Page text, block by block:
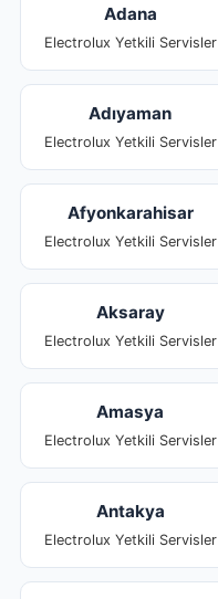
Adana
Electrolux Yetkili Servisler
Adıyaman
Electrolux Yetkili Servisler
Afyonkarahisar
Electrolux Yetkili Servisler
Aksaray
Electrolux Yetkili Servisler
Amasya
Electrolux Yetkili Servisler
Antakya
Electrolux Yetkili Servisler